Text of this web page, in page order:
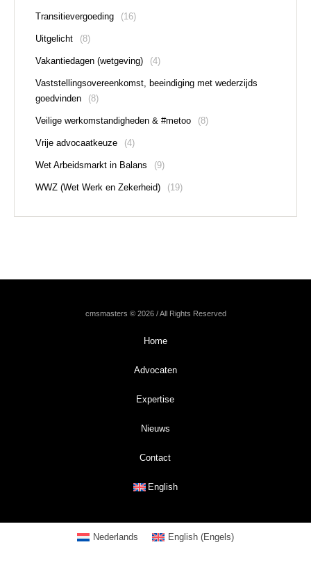
Transitievergoeding (16)
Uitgelicht (8)
Vakantiedagen (wetgeving) (4)
Vaststellingsovereenkomst, beeindiging met wederzijds
goedvinden
(8)
Veilige werkomstandigheden & #metoo (8)
Vrije advocaatkeuze (4)
Wet Arbeidsmarkt in Balans (9)
WWZ (Wet Werk en Zekerheid) (19)
cmsmasters © 2026 / All Rights Reserved
Home
Advocaten
Expertise
Nieuws
Contact
English
Nederlands English (Engels)